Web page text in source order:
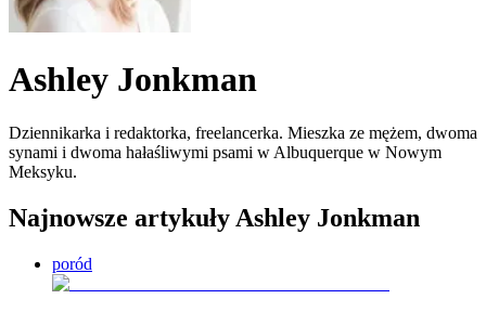
Ashley Jonkman
Dziennikarka i redaktorka, freelancerka. Mieszka ze mężem, dwoma
synami i dwoma hałaśliwymi psami w Albuquerque w Nowym
Meksyku.
Najnowsze artykuły Ashley Jonkman
poród